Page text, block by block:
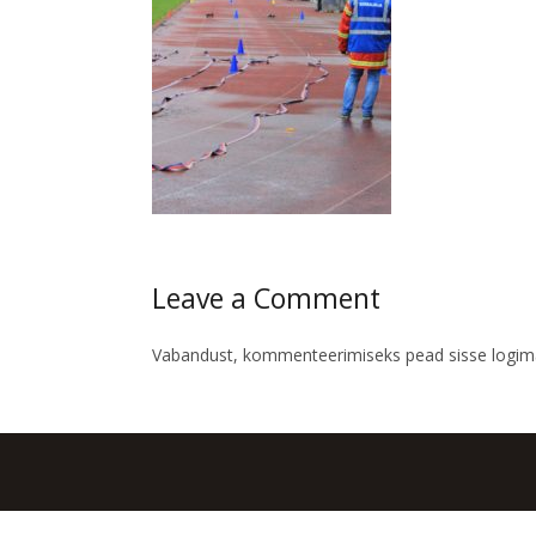
Leave a Comment
Vabandust, kommenteerimiseks pead sisse